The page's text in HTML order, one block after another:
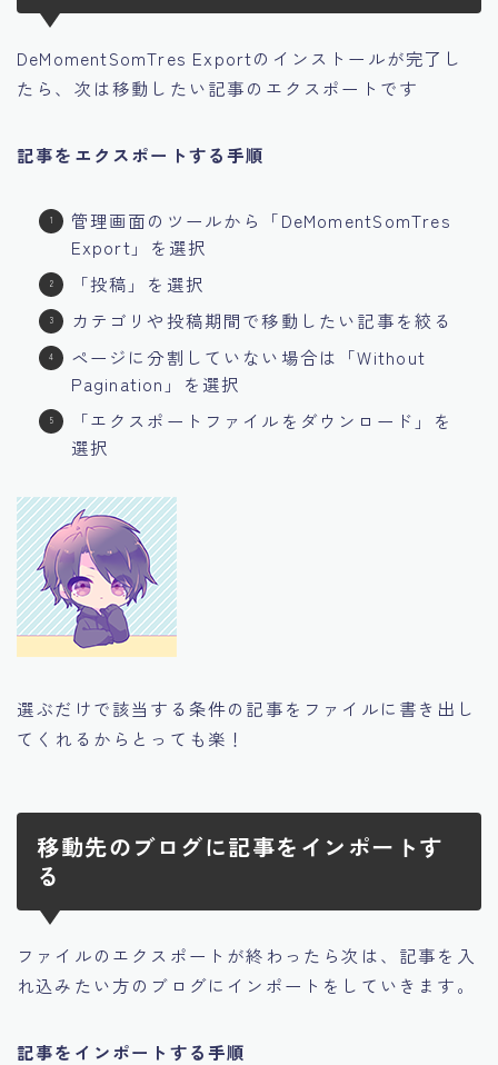
DeMomentSomTres Exportのインストールが完了し
たら、次は移動したい記事のエクスポートです
記事をエクスポートする手順
管理画面のツールから「DeMomentSomTres
Export」を選択
「投稿」を選択
カテゴリや投稿期間で移動したい記事を絞る
ページに分割していない場合は「Without
Pagination」を選択
「エクスポートファイルをダウンロード」を
選択
選ぶだけで該当する条件の記事をファイルに書き出し
てくれるからとっても楽！
移動先のブログに記事をインポートす
る
ファイルのエクスポートが終わったら次は、記事を入
れ込みたい方のブログにインポートをしていきます。
記事をインポートする手順